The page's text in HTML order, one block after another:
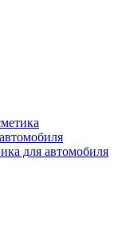
для автомобиля